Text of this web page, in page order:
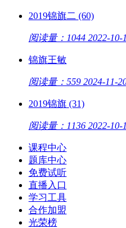
2019锦旗二 (60)
阅读量：1044 2022-10-
锦旗王敏
阅读量：559 2024-11-
2019锦旗 (31)
阅读量：1136 2022-10-
课程中心
题库中心
免费试听
直播入口
学习工具
合作加盟
光荣榜